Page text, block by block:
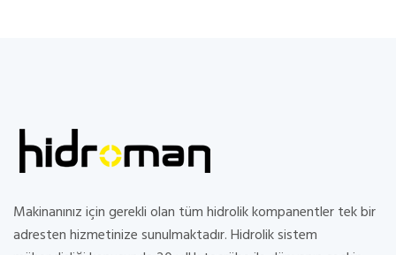
Makinanınız için gerekli olan tüm hidrolik kompanentler tek bir
adresten hizmetinize sunulmaktadır. Hidrolik sistem